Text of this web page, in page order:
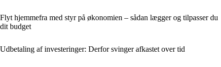
Flyt hjemmefra med styr på økonomien – sådan lægger og tilpasser du
dit budget
Udbetaling af investeringer: Derfor svinger afkastet over tid